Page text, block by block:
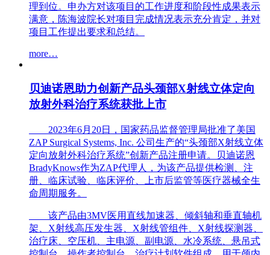
理到位。申办方对该项目的工作进度和阶段性成果表示
满意，陈海波院长对项目完成情况表示充分肯定，并对
项目工作提出要求和总结。
more…
贝迪诺恩助力创新产品头颈部X射线立体定向
放射外科治疗系统获批上市
2023年6月20日，国家药品监督管理局批准了美国
ZAP Surgical Systems, Inc. 公司生产的“头颈部X射线立体
定向放射外科治疗系统”创新产品注册申请。贝迪诺恩
BradyKnows作为ZAP代理人，为该产品提供检测、注
册、临床试验、临床评价、上市后监管等医疗器械全生
命周期服务。
该产品由3MV医用直线加速器、倾斜轴和垂直轴机
架、X射线高压发生器、X射线管组件、X射线探测器、
治疗床、空压机、主电源、副电源、水冷系统、悬吊式